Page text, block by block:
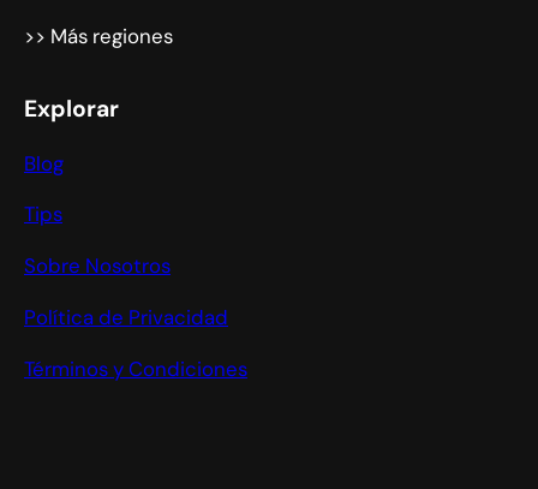
>> Más regiones
Explorar
Blog
Tips
Sobre Nosotros
Política de Privacidad
Términos y Condiciones